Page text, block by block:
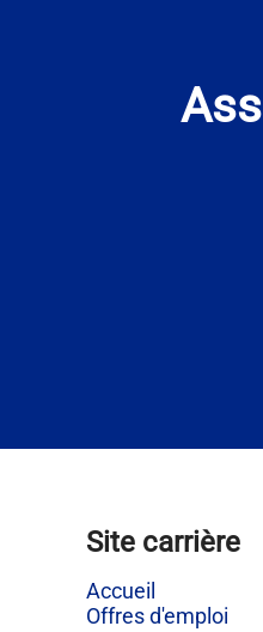
Site carrière
Accueil
Offres d'emploi